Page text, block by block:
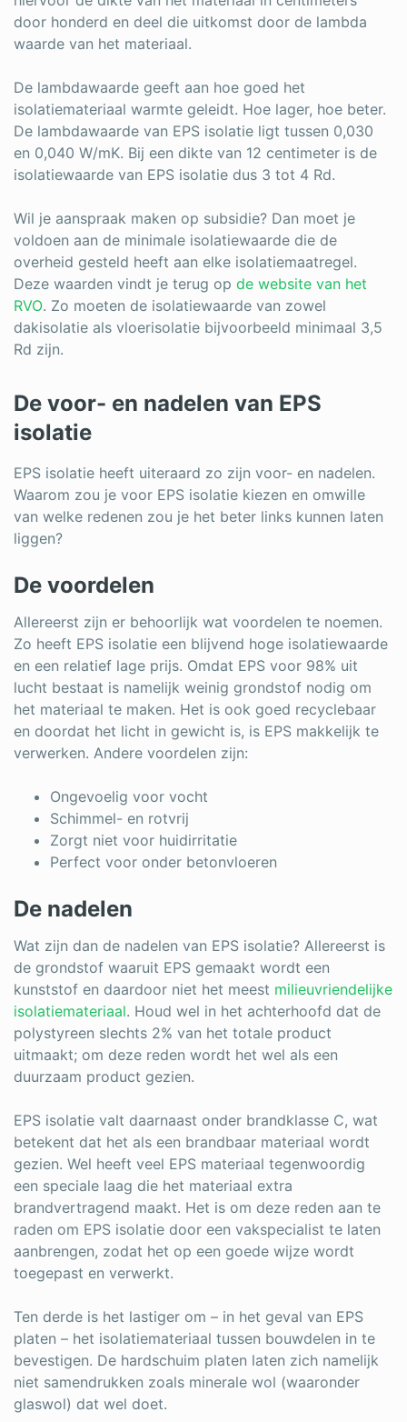
door honderd en deel die uitkomst door de lambda
waarde van het materiaal.
De lambdawaarde geeft aan hoe goed het
isolatiemateriaal warmte geleidt. Hoe lager, hoe beter.
De lambdawaarde van EPS isolatie ligt tussen 0,030
en 0,040 W/mK. Bij een dikte van 12 centimeter is de
isolatiewaarde van EPS isolatie dus 3 tot 4 Rd.
Wil je aanspraak maken op subsidie? Dan moet je
voldoen aan de minimale isolatiewaarde die de
overheid gesteld heeft aan elke isolatiemaatregel.
Deze waarden vindt je terug op de website van het
RVO. Zo moeten de isolatiewaarde van zowel
dakisolatie als vloerisolatie bijvoorbeeld minimaal 3,5
Rd zijn.
De voor- en nadelen van EPS
isolatie
EPS isolatie heeft uiteraard zo zijn voor- en nadelen.
Waarom zou je voor EPS isolatie kiezen en omwille
van welke redenen zou je het beter links kunnen laten
liggen?
De voordelen
Allereerst zijn er behoorlijk wat voordelen te noemen.
Zo heeft EPS isolatie een blijvend hoge isolatiewaarde
en een relatief lage prijs. Omdat EPS voor 98% uit
lucht bestaat is namelijk weinig grondstof nodig om
het materiaal te maken. Het is ook goed recyclebaar
en doordat het licht in gewicht is, is EPS makkelijk te
verwerken. Andere voordelen zijn:
Ongevoelig voor vocht
Schimmel- en rotvrij
Zorgt niet voor huidirritatie
Perfect voor onder betonvloeren
De nadelen
Wat zijn dan de nadelen van EPS isolatie? Allereerst is
de grondstof waaruit EPS gemaakt wordt een
kunststof en daardoor niet het meest milieuvriendelijke
isolatiemateriaal. Houd wel in het achterhoofd dat de
polystyreen slechts 2% van het totale product
uitmaakt; om deze reden wordt het wel als een
duurzaam product gezien.
EPS isolatie valt daarnaast onder brandklasse C, wat
betekent dat het als een brandbaar materiaal wordt
gezien. Wel heeft veel EPS materiaal tegenwoordig
een speciale laag die het materiaal extra
brandvertragend maakt. Het is om deze reden aan te
raden om EPS isolatie door een vakspecialist te laten
aanbrengen, zodat het op een goede wijze wordt
toegepast en verwerkt.
Ten derde is het lastiger om – in het geval van EPS
platen – het isolatiemateriaal tussen bouwdelen in te
bevestigen. De hardschuim platen laten zich namelijk
niet samendrukken zoals minerale wol (waaronder
glaswol) dat wel doet.